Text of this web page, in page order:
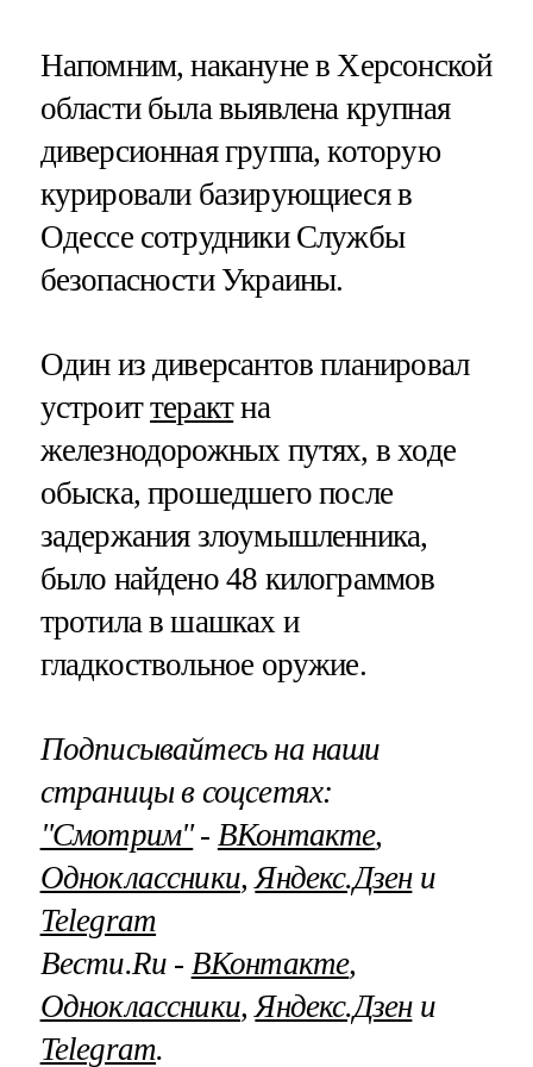
Напомним, накануне в Херсонской
области была выявлена крупная
диверсионная группа, которую
курировали базирующиеся в
Одессе сотрудники Службы
безопасности Украины.
Один из диверсантов планировал
устроиттерактна
железнодорожных путях, в ходе
обыска, прошедшего после
задержания злоумышленника,
было найдено 48 килограммов
тротила в шашках и
гладкоствольное оружие.
Подписывайтесь на наши
страницы в соцсетях:
"Смотрим"‐ ВКонтакте,
Одноклассники,Яндекс.Дзени
Telegram
Вести.Ru ‐ ВКонтакте,
Одноклассники,Яндекс.Дзени
Telegram.